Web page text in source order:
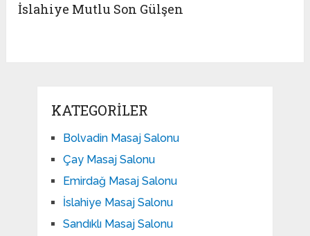
İslahiye Mutlu Son Gülşen
KATEGORILER
Bolvadin Masaj Salonu
Çay Masaj Salonu
Emirdağ Masaj Salonu
İslahiye Masaj Salonu
Sandıklı Masaj Salonu